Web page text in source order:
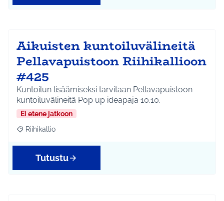
Aikuisten kuntoiluvälineitä
Pellavapuistoon Riihikallioon
#425
Kuntoilun lisäämiseksi tarvitaan Pellavapuistoon
kuntoiluvälineitä Pop up ideapaja 10.10.
Ei etene jatkoon
Rajaa tulokset aihepiirin mukaan: Riihikallio
Riihikallio
Tutustu